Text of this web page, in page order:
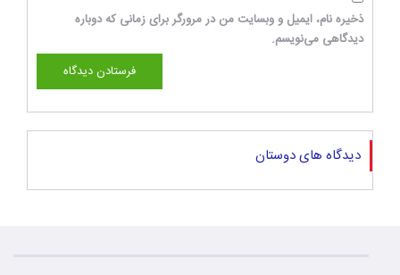
ذخیره نام، ایمیل و وبسایت من در مرورگر برای زمانی که دوباره
دیدگاهی می‌نویسم.
دیدگاه های دوستان